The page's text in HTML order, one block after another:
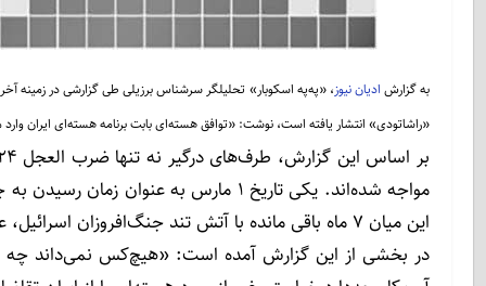
به گزارش ادیان نیوز، «په‌په اسکوبار» تحلیلگر سرشناس برزیلی طی گزارشی در زمینه
«راشاتودی» انتشار یافته است، نوشت: «توافق هسته‌ای بابت برنامه هسته‌ای ایران
این میان 7 ماه باقی مانده با آتش تند جنگ‌افروزان اسرائیل، عربستان جمهوری‌خواهان، مواجه خواهند شد.
در بخشی از این گزارش آمده است: «هیچ‌کس نمی‌داند چه